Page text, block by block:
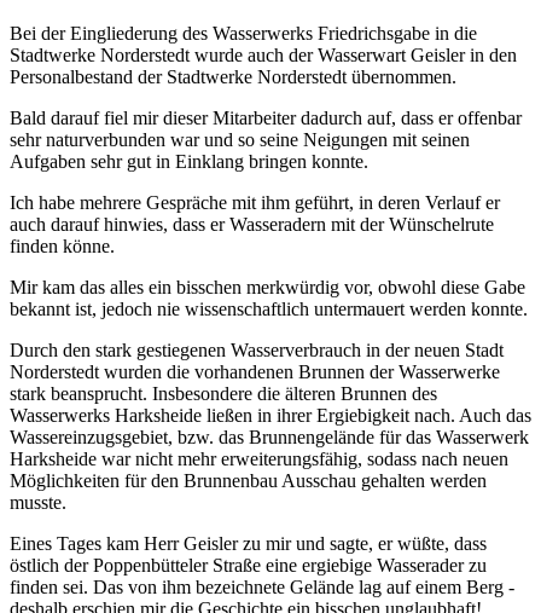
Bei der Eingliederung des Wasserwerks Friedrichsgabe in die
Stadtwerke Norderstedt wurde auch der Wasserwart Geisler in den
Personalbestand der Stadtwerke Norderstedt übernommen.
Bald darauf fiel mir dieser Mitarbeiter dadurch auf, dass er offenbar
sehr naturverbunden war und so seine Neigungen mit seinen
Aufgaben sehr gut in Einklang bringen konnte.
Ich habe mehrere Gespräche mit ihm geführt, in deren Verlauf er
auch darauf hinwies, dass er Wasseradern mit der Wünschelrute
finden könne.
Mir kam das alles ein bisschen merkwürdig vor, obwohl diese Gabe
bekannt ist, jedoch nie wissenschaftlich untermauert werden konnte.
Durch den stark gestiegenen Wasserverbrauch in der neuen Stadt
Norderstedt wurden die vorhandenen Brunnen der Wasserwerke
stark beansprucht. Insbesondere die älteren Brunnen des
Wasserwerks Harksheide ließen in ihrer Ergiebigkeit nach. Auch das
Wassereinzugsgebiet, bzw. das Brunnengelände für das Wasserwerk
Harksheide war nicht mehr erweiterungsfähig, sodass nach neuen
Möglichkeiten für den Brunnenbau Ausschau gehalten werden
musste.
Eines Tages kam Herr Geisler zu mir und sagte, er wüßte, dass
östlich der Poppenbütteler Straße eine ergiebige Wasserader zu
finden sei. Das von ihm bezeichnete Gelände lag auf einem Berg -
deshalb erschien mir die Geschichte ein bisschen unglaubhaft!